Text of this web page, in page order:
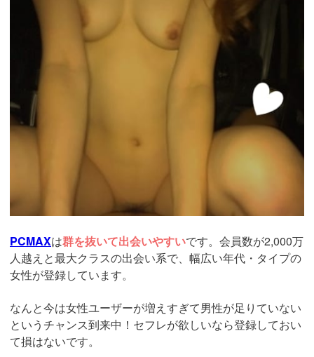
PCMAXは群を抜いて出会いやすいです。会員数が2,000万
人越えと最大クラスの出会い系で、幅広い年代・タイプの
女性が登録しています。
なんと今は女性ユーザーが増えすぎて男性が足りていない
というチャンス到来中！セフレが欲しいなら登録しておい
て損はないです。